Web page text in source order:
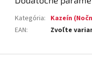
Kategória: Kazeín
EAN: Zvoľte